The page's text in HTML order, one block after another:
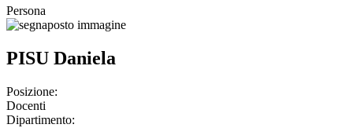
Persona
PISU Daniela
Posizione:
Docenti
Dipartimento: